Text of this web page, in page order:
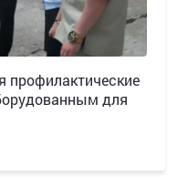
профилактические
для